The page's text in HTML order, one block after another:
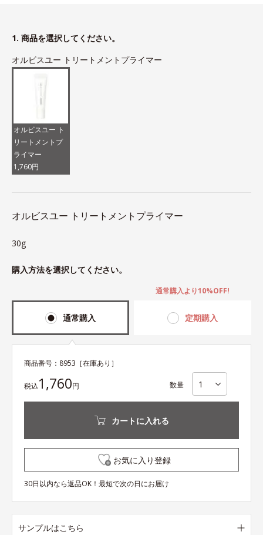
1. 商品を選択してください。
オルビスユー トリートメントプライマー
オルビスユー ト
リートメントプ
ライマー
1,760円
オルビスユー トリートメントプライマー
30g
購入方法を選択してください。
通常購入 定期購入
通常購入より10%OFF!
商品番号： 8953 ［在庫あり］
税込1,760円 数量
カートに入れる
お気に入り登録
30日以内なら返品OK！最短で次の日にお届け
サンプルはこちら